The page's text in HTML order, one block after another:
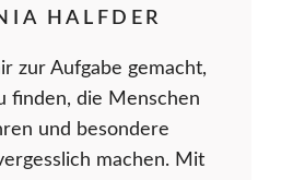
HALFDER
zur Aufgabe gemacht,
finden, die Menschen
und besondere
machen. Mit